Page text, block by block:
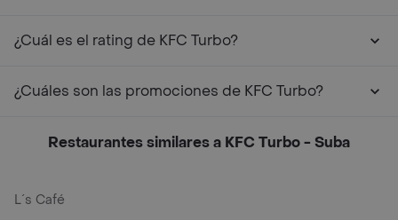
¿Cuál es el rating de KFC Turbo?
¿Cuáles son las promociones de KFC Turbo?
Restaurantes similares a KFC Turbo - Suba
L´s Café